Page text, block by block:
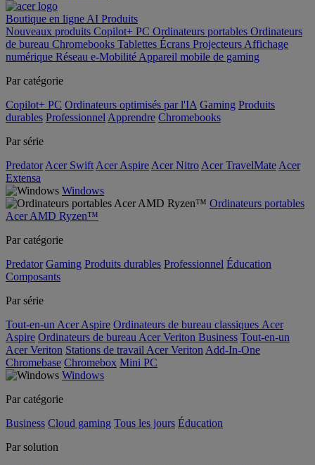
Boutique en ligne AI Produits
Nouveaux produits Copilot+ PC Ordinateurs portables Ordinateurs
de bureau Chromebooks Tablettes Écrans Projecteurs Affichage
numérique Réseau e-Mobilité Appareil mobile de gaming
Par catégorie
Copilot+ PC Ordinateurs optimisés par l'IA Gaming Produits
durables Professionnel Apprendre Chromebooks
Par série
Predator Acer Swift Acer Aspire Acer Nitro Acer TravelMate Acer
Extensa
Windows
Ordinateurs portables
Acer AMD Ryzen™
Par catégorie
Predator Gaming Produits durables Professionnel Éducation
Composants
Par série
Tout-en-un Acer Aspire Ordinateurs de bureau classiques Acer
Aspire Ordinateurs de bureau Acer Veriton Business Tout-en-un
Acer Veriton Stations de travail Acer Veriton Add-In-One
Chromebase Chromebox Mini PC
Windows
Par catégorie
Business Cloud gaming Tous les jours Éducation
Par solution